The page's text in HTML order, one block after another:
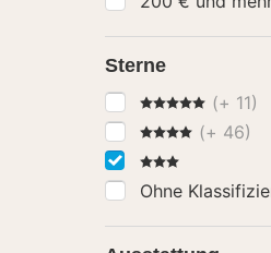
Sterne
5 Sterne (+ 11)
4 Sterne(+ 46)
3 Sterne
Ohne